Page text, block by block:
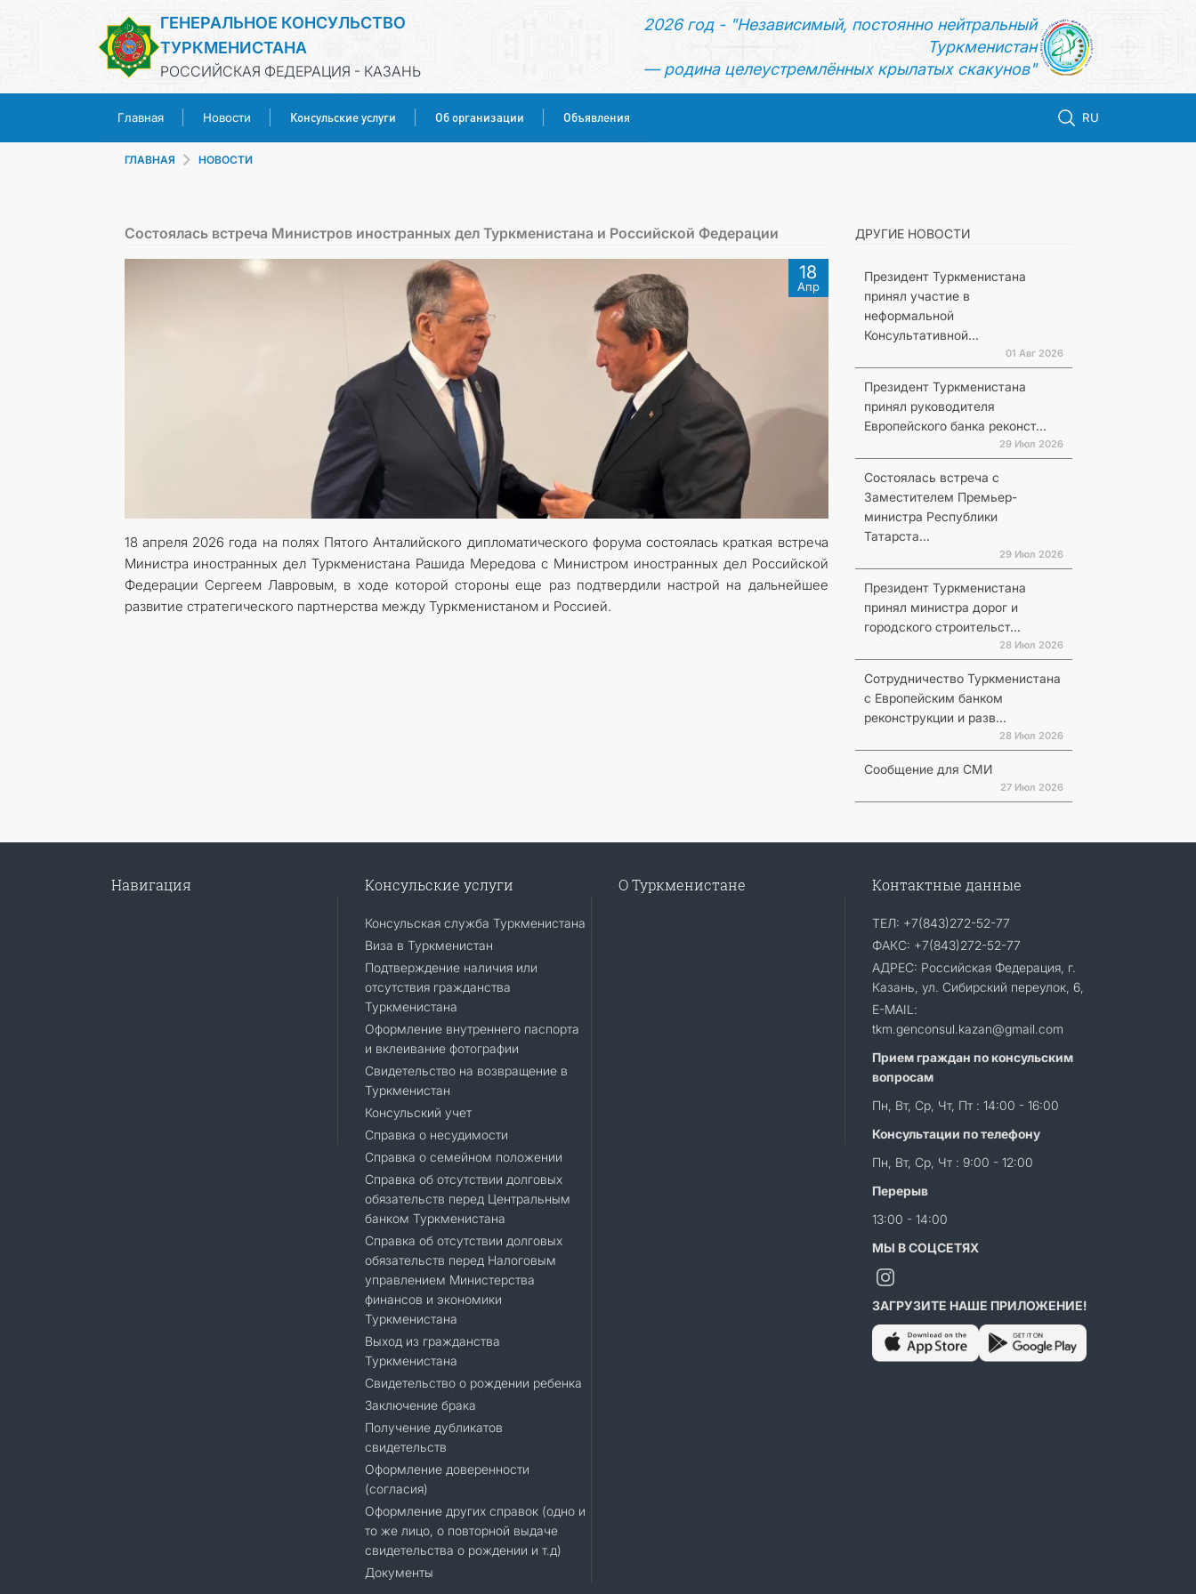
ГЕНЕРАЛЬНОЕ КОНСУЛЬСТВО
ТУРКМЕНИСТАНА
РОССИЙСКАЯ ФЕДЕРАЦИЯ - КАЗАНЬ
2026 год - "Независимый, постоянно нейтральный
Туркменистан
— родина целеустремлённых крылатых скакунов"
Главная Новости Консульские услуги Об организации Объявления RU
КОНСУЛЬСКИЕ УСЛУГИ
ОБ ОРГАНИЗАЦИИ
ОБЪЯВЛЕНИЯ
ГЛАВНАЯ НОВОСТИ
Состоялась встреча Министров иностранных дел Туркменистана и Российской Федерации
18
Апр
18 апреля 2026 года на полях Пятого Анталийского дипломатического форума состоялась краткая встреча
Министра иностранных дел Туркменистана Рашида Мередова с Министром иностранных дел Российской
Федерации Сергеем Лавровым, в ходе которой стороны еще раз подтвердили настрой на дальнейшее
развитие стратегического партнерства между Туркменистаном и Россией.
ДРУГИЕ НОВОСТИ
Президент Туркменистана
принял участие в
неформальной
Консультативной...
01 Авг 2026
Президент Туркменистана
принял руководителя
Европейского банка реконст...
29 Июл 2026
Состоялась встреча с
Заместителем Премьер-
министра Республики
Татарста...
29 Июл 2026
Президент Туркменистана
принял министра дорог и
городского строительст...
28 Июл 2026
Сотрудничество Туркменистана
с Европейским банком
реконструкции и разв...
28 Июл 2026
Сообщение для СМИ
27 Июл 2026
Навигация Консульские услуги
Консульская служба Туркменистана
Виза в Туркменистан
Подтверждение наличия или
отсутствия гражданства
Туркменистана
Оформление внутреннего паспорта
и вклеивание фотографии
Свидетельство на возвращение в
Туркменистан
Консульский учет
Справка о несудимости
Справка о семейном положении
Cправка об отсутствии долговых
обязательств перед Центральным
банком Туркменистана
Справка об отсутствии долговых
обязательств перед Налоговым
управлением Министерства
финансов и экономики
Туркменистана
Выход из гражданства
Туркменистана
Свидетельство о рождении ребенка
Заключение брака
Получение дубликатов
свидетельств
Оформление доверенности
(согласия)
Оформление других справок (одно и
то же лицо, о повторной выдаче
свидетельства о рождении и т.д)
Документы
О Туркменистане Контактные данные
ТЕЛ: +7(843)272-52-77
ФАКС: +7(843)272-52-77
АДРЕС: Российская Федерация, г.
Казань, ул. Сибирский переулок, 6,
E-MAIL:
tkm.genconsul.kazan@gmail.com
Прием граждан по консульским
вопросам
Пн, Вт, Ср, Чт, Пт : 14:00 - 16:00
Консультации по телефону
Пн, Вт, Ср, Чт : 9:00 - 12:00
Перерыв
13:00 - 14:00
МЫ В СОЦСЕТЯХ
ЗАГРУЗИТЕ НАШЕ ПРИЛОЖЕНИЕ!